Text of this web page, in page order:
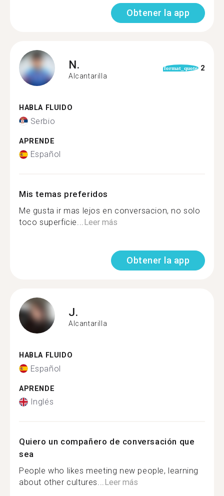
Obtener la app
N.
Alcantarilla
format_quote 2
HABLA FLUIDO
Serbio
APRENDE
Español
Mis temas preferidos
Me gusta ir mas lejos en conversacion, no solo
toco superficie...Leer más
Obtener la app
J.
Alcantarilla
HABLA FLUIDO
Español
APRENDE
Inglés
Quiero un compañero de conversación que
sea
People who likes meeting new people, learning
about other cultures...Leer más